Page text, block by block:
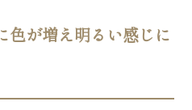
色が増え明るい感じに